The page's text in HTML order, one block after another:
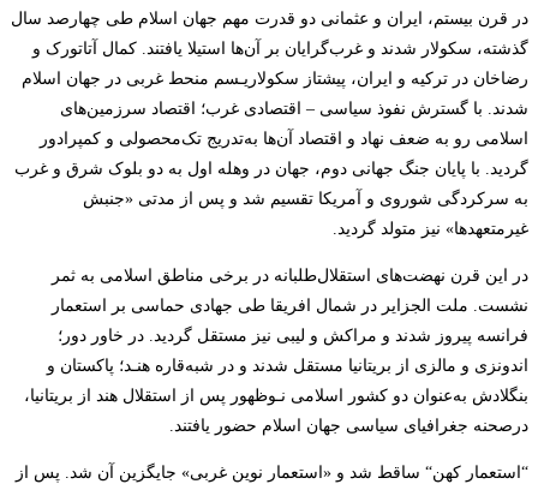
در قرن بیستم، ایران و عثمانی دو قدرت مهم جهان ­اسلام طی چهارصد سال
گذشته، سکولار شدند و غرب‌گرایان بر آن‌ها استیلا یافتند. کمال­ آتاتورک و
رضاخان در ترکیه و ایران، پیشتاز سکولاریـسم منحط غربی در جهان ­اسلام
شدند. با گسترش نفوذ سیاسی – اقتصادی غرب؛ اقتصاد سرزمین‌های
اسلامی رو به ضعف نهاد و اقتصاد آن‌ها به‌تدریج تک‌محصولی و کمپرادور
گردید. با پایان جنگ جهانی­ دوم، جهان در وهله اول به دو بلوک شرق و غرب
به سرکردگی شوروی و آمریکا تقسیم شد و پس از مدتی «جنبش­
غیرمتعهدها» نیز متولد گردید.
در این قرن نهضت‌های استقلال‌طلبانه در برخی مناطق­ اسلامی به ثمر
نشست. ملت الجزایر در شمال افریقا طی جهادی حماسی بر استعمار
فرانسه پیروز شدند و مراکش و لیبی نیز مستقل گردید. در خاور دور؛
اندونزی و مالزی از بریتانیا مستقل شدند و در شبه‌قاره­ هنـد؛ پاکستان و
بنگلادش به‌عنوان دو کشور اسلامی نـوظهور پس از استقلال هند از بریتانیا،
درصحنه جغرافیای­ سیاسی جهان­­
اسلام حضور یافتند.
“ استعمار کهن“ ساقط شد و «استعمار نوین­ غربی» جایگزین آن شد. پس از